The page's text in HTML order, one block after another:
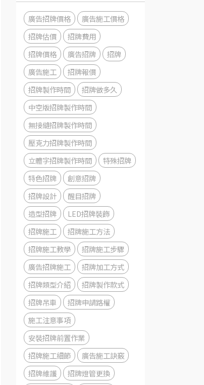
廣告招牌價格
廣告施工價格
招牌估價
招牌費用
招牌價格
廣告招牌
招牌
廣告施工
招牌報價
招牌製作時間
招牌做多久
中空版招牌製作時間
無接縫招牌製作時間
壓克力招牌製作時間
立體字招牌製作時間
特殊招牌
特色招牌
創意招牌
招牌設計
醒目招牌
造型招牌
LED招牌裝飾
招牌施工
招牌施工方法
招牌施工教學
招牌施工步驟
廣告招牌施工
招牌加工方式
招牌類型介紹
招牌製作款式
招牌吊車
招牌申請路權
施工注意事項
安裝招牌前置作業
招牌施工細節
廣告施工訣竅
招牌維護
招牌燈管更換